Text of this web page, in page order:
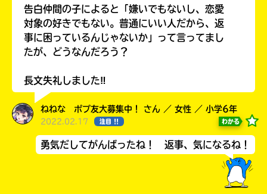
告白仲間の子によると「嫌いでもないし、恋愛
対象の好きでもない。普通にいい人だから、返
事に困っているんじゃないか」って言ってまし
たが、どうなんだろう？
長文失礼しました‼
ねねな ポプ友大募集中！ さん ／ 女性 ／ 小学6年
2022.02.17 注目 !! わかる
勇気だしてがんばったね！ 返事、気になるね！